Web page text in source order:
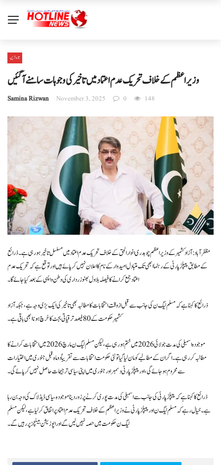
تازہ ترین
وزیراعظم کے خلاف تحریک عدم اعتماد میں تاخیر کی وجوہات سامنے آ گئیں
Samina Rizwan November 3, 2025 0 148
مظفرآباد: آزاد کشمیر کے وزیراعظم چوہدری انوار الحق کے خلاف تحریک عدم اعتماد میں مسلسل تاخیر ہو رہی ہے۔ ذرائع
کے مطابق پیپلز پارٹی کے رہنما ابھی تک متبادل امیدوار کے نام کا اعلان نہیں کر پائے ہیں اور توقع ہے کہ تحریک عدم
اعتماد جمع کرانے کا فیصلہ بلاول بھٹو زرداری کی وطن واپسی کے بعد کیا جائے گا۔
ذرائع کا کہنا ہے کہ مسلم لیگ ن کی جانب سے قبل از وقت انتخابات کا مطالبہ بھی تاخیر کی ایک بڑی وجہ ہے، جبکہ آزاد
کشمیر حکومت کے 80 فیصد ترقیاتی بجٹ کا خرچ ہونا ابھی باقی ہے۔
موجودہ اسمبلی کی مدت جولائی 2026 میں ختم ہو رہی ہے، لیکن مسلم لیگ ن مارچ 2026 میں انتخابات کرانے کا
مطالبہ کر رہی ہے۔ اگر ان کے مطالبے کو مان لیا گیا تو نئی حکومت انتخابات سے تقریباً دو ماہ قبل جنوری میں اختیارات
سے محروم ہو جائے گی، اور پیپلز پارٹی دسمبر اور جنوری میں اپنی سیاسی ترجیحات حاصل نہیں کر پائے گی۔
ذرائع کا کہنا ہے کہ پیپلز پارٹی کی جانب سے اسمبلی کی مدت پوری کرنے پر زور دینا موجودہ سیاسی ڈیڈلاک کی وجہ بن رہا
ہے۔ خیال رہے کہ مسلم لیگ ن اور پیپلز پارٹی نے وزیراعظم کے خلاف تحریک عدم اعتماد پر اتفاق کر لیا ہے، لیکن مسلم
لیگ ن حکومت میں حصہ نہیں لیں گے اور اپوزیشن بینچز پر رہیں گے۔